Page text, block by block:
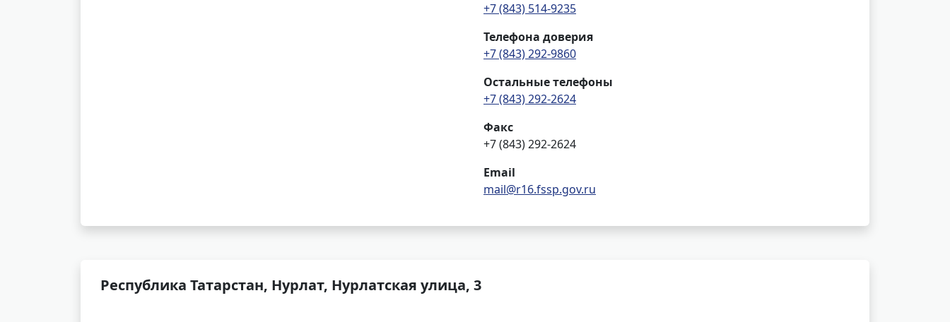
+7 (843) 514-9235
Телефона доверия
+7 (843) 292-9860
Остальные телефоны
+7 (843) 292-2624
Факс
+7 (843) 292-2624
Email
mail@r16.fssp.gov.ru
Республика Татарстан, Нурлат, Нурлатская улица, 3